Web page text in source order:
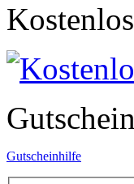
Gutscheinhilfe